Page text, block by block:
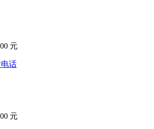
元
话
元